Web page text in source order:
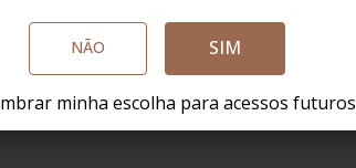
NÃO SIM
minha escolha para acessos futuros